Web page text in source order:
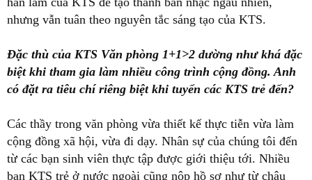
nhưng vẫn tuân theo nguyên tắc sáng tạo của KTS.
Đặc thù của KTS Văn phòng 1+1>2 dường như khá đặc
biệt khi tham gia làm nhiều công trình cộng đồng. Anh
có đặt ra tiêu chí riêng biệt khi tuyển các KTS trẻ đến?
Các thầy trong văn phòng vừa thiết kế thực tiễn vừa làm
cộng đồng xã hội, vừa đi dạy. Nhân sự của chúng tôi đến
từ các bạn sinh viên thực tập được giới thiệu tới. Nhiều
bạn KTS trẻ ở nước ngoài cũng nộp hồ sơ như từ châu